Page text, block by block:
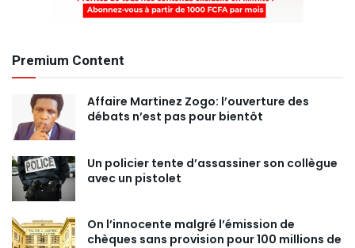
Premium Content
Affaire Martinez Zogo: l’ouverture des
débats n’est pas pour bientôt
Un policier tente d’assassiner son collègue
avec un pistolet
On l’innocente malgré l’émission de
chèques sans provision pour 100 millions de